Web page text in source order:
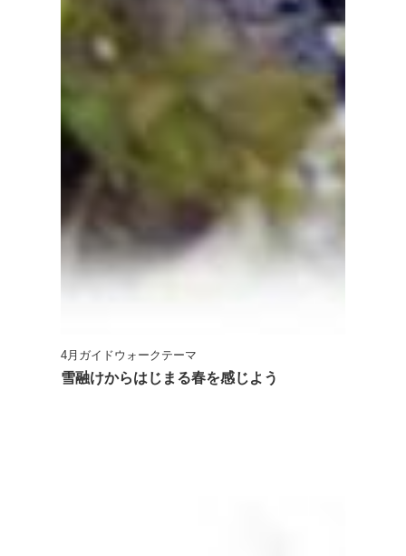
4月ガイドウォークテーマ
雪融けからはじまる春を感じよう